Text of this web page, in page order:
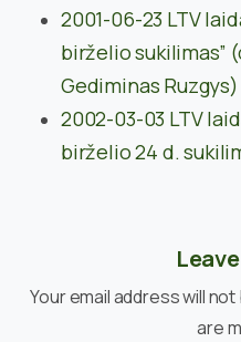
2001-06-23 LTV
birželio sukilimas”
Gediminas Ruzgys)
2002-03-03 LTV
birželio 24 d.
Your email address will
are